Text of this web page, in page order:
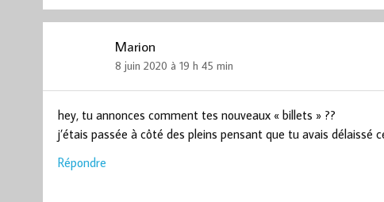
Marion
8 juin 2020 à 19 h 45 min
hey, tu annonces comment tes nouveaux « billets » ??
j’étais passée à côté des pleins pensant que tu avais délaissé
Répondre